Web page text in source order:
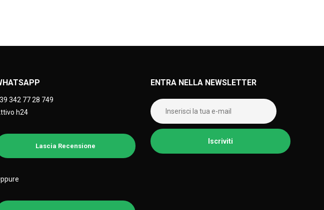
342 77 28 749
h24
Lascia Recensione
ENTRA NELLA NEWSLETTER